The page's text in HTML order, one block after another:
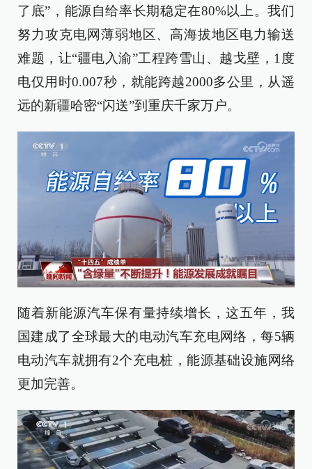
了底”，能源自给率长期稳定在80%以上。我们
努力攻克电网薄弱地区、高海拔地区电力输送
难题，让“疆电入渝”工程跨雪山、越戈壁，1度
电仅用时0.007秒，就能跨越2000多公里，从遥
远的新疆哈密“闪送”到重庆千家万户。
随着新能源汽车保有量持续增长，这五年，我
国建成了全球最大的电动汽车充电网络，每5辆
电动汽车就拥有2个充电桩，能源基础设施网络
更加完善。